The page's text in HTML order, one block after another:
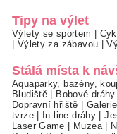
Tipy na výlet
Výlety se sportem
Výlety za zábavou |
Stálá místa k
Aquaparky, bazény,
Bludiště
Bobové dráhy
Dopravní hřiště
Galerie
tvrze| In-line dráhy |
Laser Game
Muzea|